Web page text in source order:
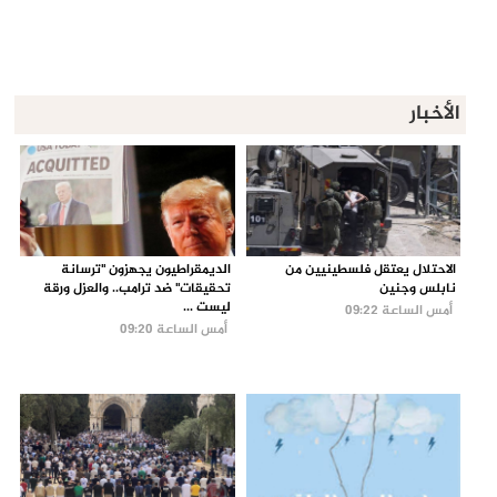
الأخبار
الاحتلال يعتقل فلسطينيين من
نابلس وجنين
أمس الساعة 09:22
الديمقراطيون يجهزون "ترسانة
تحقيقات" ضد ترامب.. والعزل ورقة
ليست ...
أمس الساعة 09:20